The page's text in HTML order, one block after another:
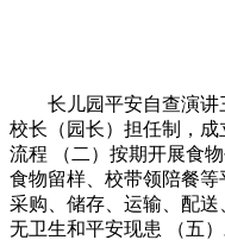
长儿园平安自查演讲
校长（园长）担任制，
流程 （二）按期开展食
食物留样、校带领陪餐
采购、储存、运输、配送
无卫生和平安现患 （五